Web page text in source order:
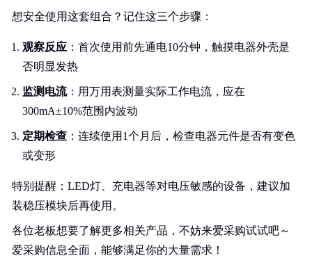
想安全使用这套组合？记住这三个步骤：
观察反应 ：首次使用前先通电10分钟，触摸电器外壳是
否明显发热
监测电流：用万用表测量实际工作电流，应在
300mA±10%范围内波动
定期检查 ：连续使用1个月后，检查电器元件是否有变色
或变形
特别提醒：LED灯、充电器等对电压敏感的设备，建议加
装稳压模块后再使用。
各位老板想要了解更多相关产品，不妨来爱采购试试吧～
爱采购信息全面，能够满足你的大量需求！